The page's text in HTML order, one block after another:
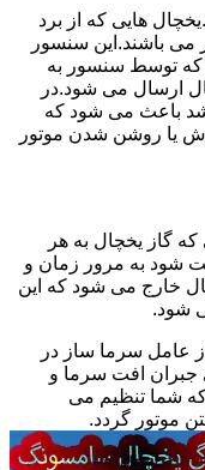
هایی که از برد
می باشند.این سنسور
که توسط سنسور به
ارسال می شود.در
باعث می شود که
یا روشن شدن موتور
گاز یخچال به هر
شود به مرور زمان و
خارج می شود که این
شود.
عامل سرما ساز در
افت سرما و
شما تنظیم می
موتور گردد.